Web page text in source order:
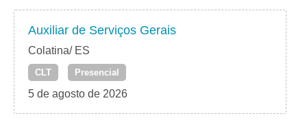
Auxiliar de Serviços Gerais
Colatina/ ES
CLT Presencial
5 de agosto de 2026